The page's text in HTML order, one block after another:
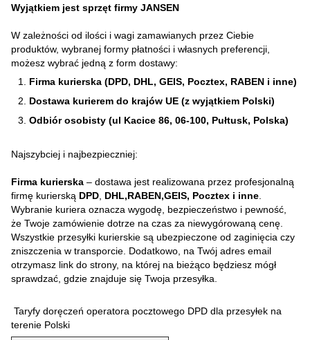
Wyjątkiem jest sprzęt firmy JANSEN
W zależności od ilości i wagi zamawianych przez Ciebie
produktów, wybranej formy płatności i własnych preferencji,
możesz wybrać jedną z form dostawy:
Firma kurierska (DPD, DHL, GEIS, Pocztex, RABEN i inne)
Dostawa kurierem do krajów UE (z wyjątkiem Polski)
Odbiór osobisty (ul Kacice 86, 06-100, Pułtusk, Polska)
Najszybciej i najbezpieczniej:
Firma kurierska – dostawa jest realizowana przez profesjonalną
firmę kurierską DPD DHL,RABEN,GEIS, Pocztex i inne
Wybranie kuriera oznacza wygodę, bezpieczeństwo i pewność,
że Twoje zamówienie dotrze na czas za niewygórowaną cenę.
Wszystkie przesyłki kurierskie są ubezpieczone od zaginięcia czy
zniszczenia w transporcie. Dodatkowo, na Twój adres email
otrzymasz link do strony, na której na bieżąco będziesz mógł
sprawdzać, gdzie znajduje się Twoja przesyłka.
Taryfy doręczeń operatora pocztowego DPD dla przesyłek na
terenie Polski